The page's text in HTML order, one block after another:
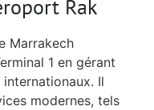
Rak
Marrakech
1 en gérant
Il
modernes, tels